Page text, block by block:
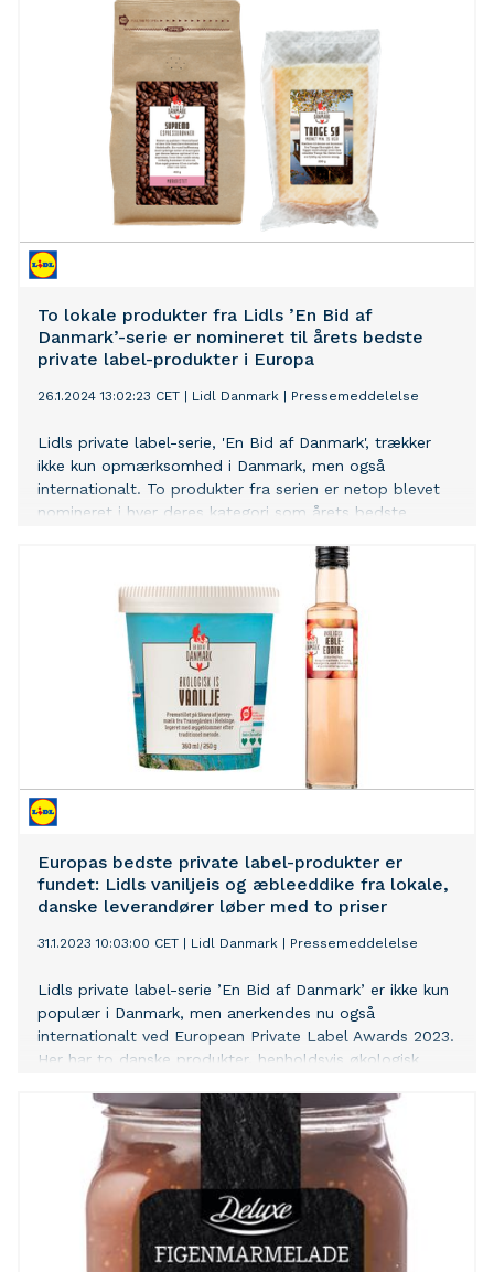
in the sustainable packaging industry. It greatly
minimizes waste and optimizes resource usage. These
innovative oil-resistant and water-resistant fiber-based
coffee capsules ensure coffee freshness and enable
smooth use in capsule coffee machines, significantly
reducing environmental impact, in line with our
principles of social responsibility and circular economy.
With great pride and joy, we announce that PAPACKS
and Euro-Caps have been awarded the esteemed
WorldStar Packaging Award 2024 for their innovative
fiber-based coffee capsule. This honor from the World
Packaging Organization (WPO) recognizes our ongoing
standards. With this step and the expansion to other
compatible capsule models, Euro Caps, in
collaboration with PAPACK
To lokale produkter fra Lidls ’En Bid af
Danmark’-serie er nomineret til årets bedste
private label-produkter i Europa
26.1.2024 13:02:23 CET Lidl Danmark Pressemeddelelse
Lidls private label-serie, 'En Bid af Danmark', trækker
ikke kun opmærksomhed i Danmark, men også
internationalt. To produkter fra serien er netop blevet
nomineret i hver deres kategori som årets bedste
leverandører af Hedekaffe og Mammen Mejerierne
repræsenterer nomineringen en betydelig anerkendelse
og samtidig en mulighed for at opnå international
opmærksomhed omkring deres lokale produkter.
Europas bedste private label-produkter er
fundet: Lidls vaniljeis og æbleeddike fra lokale,
danske leverandører løber med to priser
31.1.2023 10:03:00 CET Lidl Danmark Pressemeddelelse
Lidls private label-serie ’En Bid af Danmark’ er ikke kun
populær i Danmark, men anerkendes nu også
internationalt ved European Private Label Awards 2023.
Her har to danske produkter, henholdsvis økologisk
fra sydfynske Skarø Is, vundet hver sin kategori ved
uddelingen.